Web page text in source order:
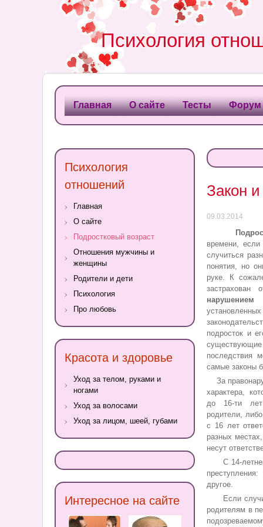
Психология
Главная О сайте Тесты Форум
Психология
отношений
Главная
О сайте
Подростковый возраст
Отношения мужчины и
женщины
Родители и дети
Психология
Про любовь
Красота и здоровье
Уход за телом, руками и
ногами
Уход за волосами
Уход за лицом, шеей, губами
Интересное на сайте
Закон и
09.03.2014
времени, если
случиться
понятия, но
руке. К
застрахован
подросток и
последствия
самые законы
За
характера,
до 16-ти лет
родители,
с 16 лет
разных
несут
С 14-летнего
другое.
Если
родителям в